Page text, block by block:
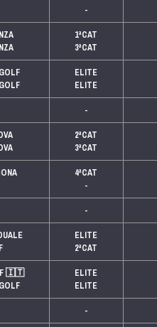
-
1ªCAT
3ªCAT
ELITE
ELITE
-
2ªCAT
3ªCAT
4ªCAT
-
-
ELITE
2ªCAT
🇮🇹
ELITE
ELITE
-